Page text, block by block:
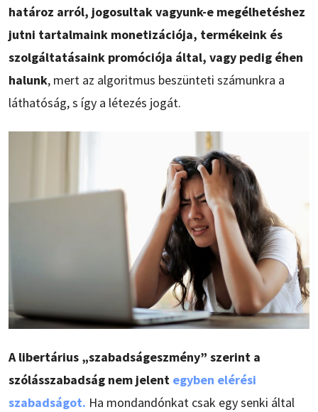
határoz arról, jogosultak vagyunk-e megélhetéshez
jutni tartalmaink monetizációja, termékeink és
szolgáltatásaink promóciója által, vagy pedig éhen
halunk, mert az algoritmus beszünteti számunkra a
láthatóság, s így a létezés jogát.
A libertárius „szabadságeszmény” szerint a
szólásszabadság nem jelent egyben elérési
szabadságot. Ha mondandónkat csak egy senki által